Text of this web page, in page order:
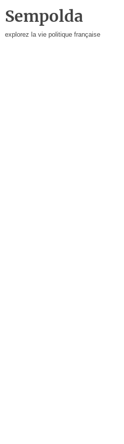
Sempolda
explorez la vie politique française